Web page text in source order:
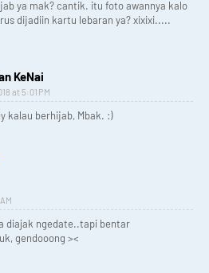
ya mak? cantik. itu foto awannya kalo
dijadiin kartu lebaran ya? xixixi.....
KeNai
at 5:01 PM
kalau berhijab, Mbak. :)
diajak ngedate..tapi bentar
gendooong ><